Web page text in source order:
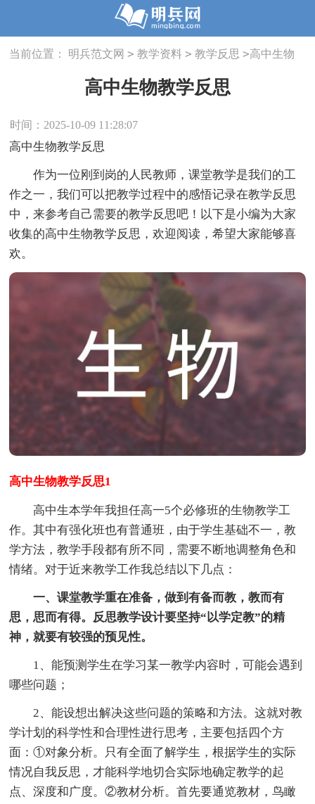
当前位置： 明兵范文网 > 教学资料 > 教学反思 >高中生物
高中生物教学反思
时间：2025-10-09 11:28:07
高中生物教学反思
作为一位刚到岗的人民教师，课堂教学是我们的工
作之一，我们可以把教学过程中的感悟记录在教学反思
中，来参考自己需要的教学反思吧！以下是小编为大家
收集的高中生物教学反思，欢迎阅读，希望大家能够喜
欢。
高中生物教学反思1
高中生本学年我担任高一5个必修班的生物教学工
作。其中有强化班也有普通班，由于学生基础不一，教
学方法，教学手段都有所不同，需要不断地调整角色和
情绪。对于近来教学工作我总结以下几点：
一、课堂教学重在准备，做到有备而教，教而有
思，思而有得。反思教学设计要坚持“以学定教”的精
神，就要有较强的预见性。
1、能预测学生在学习某一教学内容时，可能会遇到
哪些问题；
2、能设想出解决这些问题的策略和方法。这就对教
学计划的科学性和合理性进行思考，主要包括四个方
面：①对象分析。只有全面了解学生，根据学生的实际
情况自我反思，才能科学地切合实际地确定教学的起
点、深度和广度。②教材分析。首先要通览教材，鸟瞰